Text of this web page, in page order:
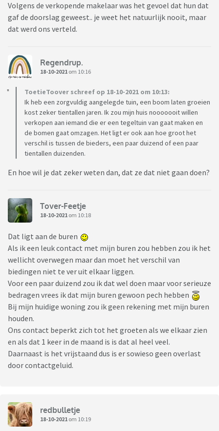
Volgens de verkopende makelaar was het gevoel dat hun dat
gaf de doorslag geweest.. je weet het natuurlijk nooit, maar
dat werd ons verteld.
Regendrup.
18-10-2021 om 10:16
ToetieToover schreef op 18-10-2021 om 10:13:
Ik heb een zorgvuldig aangelegde tuin, een boom laten groeien
kost zeker tientallen jaren. Ik zou mijn huis nooooooit willen
verkopen aan iemand die er een tegeltuin van gaat maken en
de bomen gaat omzagen. Het ligt er ook aan hoe groot het
verschil is tussen de bieders, een paar duizend of een paar
tientallen duizenden.
En hoe wil je dat zeker weten dan, dat ze dat niet gaan doen?
Tover-Feetje
18-10-2021 om 10:18
Dat ligt aan de buren
Als ik een leuk contact met mijn buren zou hebben zou ik het
wellicht overwegen maar dan moet het verschil van
biedingen niet te ver uit elkaar liggen.
Voor een paar duizend zou ik dat wel doen maar voor serieuze
bedragen vrees ik dat mijn buren gewoon pech hebben
Bij mijn huidige woning zou ik geen rekening met mijn buren
houden.
Ons contact beperkt zich tot het groeten als we elkaar zien
en als dat 1 keer in de maand is is dat al heel veel.
Daarnaast is het vrijstaand dus is er sowieso geen overlast
door contactgeluid.
redbulletje
18-10-2021 om 10:19